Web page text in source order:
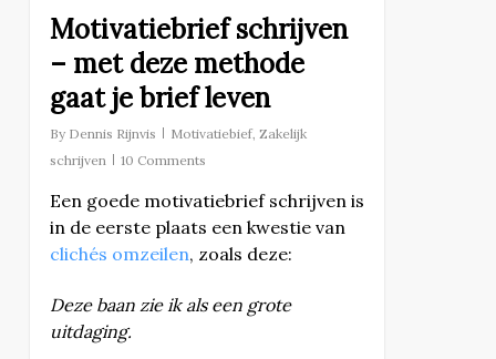
Motivatiebrief schrijven
– met deze methode
gaat je brief leven
By Dennis Rijnvis Motivatiebief, Zakelijk
schrijven
10 Comments
Een goede motivatiebrief schrijven is
in de eerste plaats een kwestie van
clichés omzeilen, zoals deze:
Deze baan zie ik als een grote
uitdaging.